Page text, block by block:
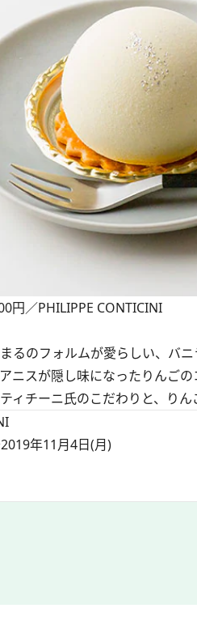
円／PHILIPPE CONTICINI
るのフォルムが愛らしい、バ
ニスが隠し味になったりんご
ィチーニ氏のこだわりと、り
年11月4日(月)